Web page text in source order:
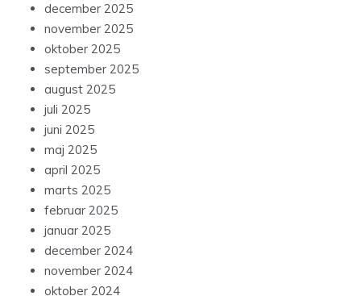
december 2025
november 2025
oktober 2025
september 2025
august 2025
juli 2025
juni 2025
maj 2025
april 2025
marts 2025
februar 2025
januar 2025
december 2024
november 2024
oktober 2024